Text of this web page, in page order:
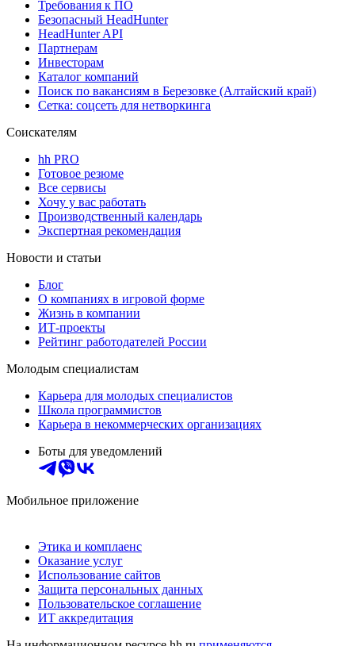
Требования к ПО
Безопасный HeadHunter
HeadHunter API
Партнерам
Инвесторам
Каталог компаний
Поиск по вакансиям в Березовке (Алтайский край)
Сетка: соцсеть для нетворкинга
Соискателям
hh PRO
Готовое резюме
Все сервисы
Хочу у вас работать
Производственный календарь
Экспертная рекомендация
Новости и статьи
Блог
О компаниях в игровой форме
Жизнь в компании
ИТ-проекты
Рейтинг работодателей России
Молодым специалистам
Карьера для молодых специалистов
Школа программистов
Карьера в некоммерческих организациях
Боты для уведомлений
Мобильное приложение
Этика и комплаенс
Оказание услуг
Использование сайтов
Защита персональных данных
Пользовательское соглашение
ИТ аккредитация